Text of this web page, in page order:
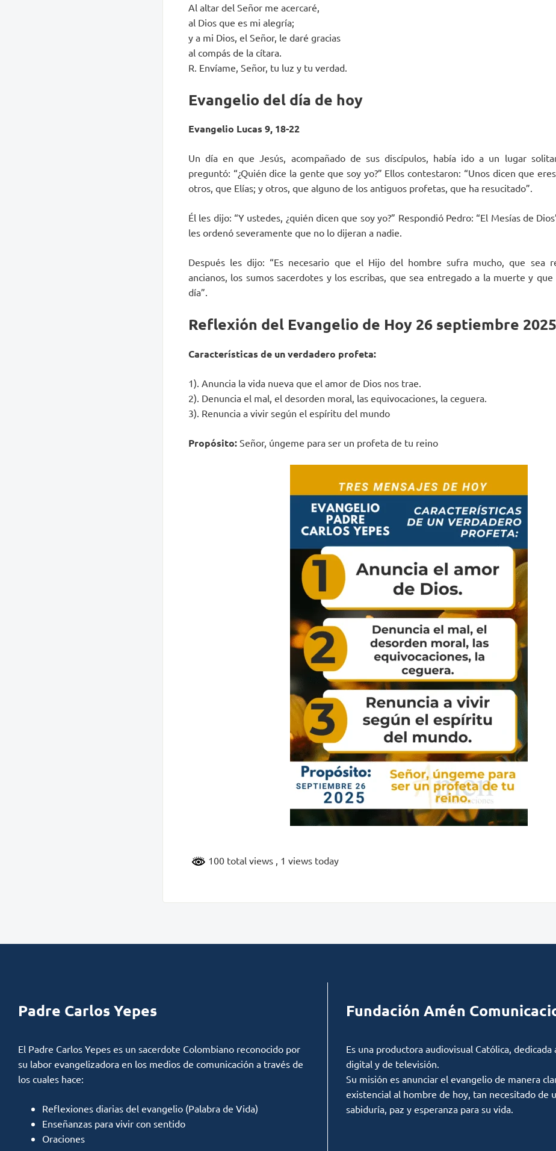
Al altar del Señor me acercaré,
al Dios que es mi alegría;
y a mi Dios, el Señor, le daré gracias
al compás de la cítara.
R. Envíame, Señor, tu luz y tu verdad.
Evangelio del día de hoy
Evangelio Lucas 9, 18-22
Un día en que Jesús, acompañado de sus discípulos, había ido a un lugar
preguntó: “¿Quién dice la gente que soy yo?” Ellos contestaron: “Unos dicen que
otros, que Elías; y otros, que alguno de los antiguos profetas, que ha resucitado”.
Él les dijo: “Y ustedes, ¿quién dicen que soy yo?” Respondió Pedro: “El Mesías de
les ordenó severamente que no lo dijeran a nadie.
Después les dijo: “Es necesario que el Hijo del hombre sufra mucho, que sea
ancianos, los sumos sacerdotes y los escribas, que sea entregado a la muerte y
día”.
Reflexión del Evangelio de Hoy 26 septiembre 2025
Características de un verdadero profeta:
1). Anuncia la vida nueva que el amor de Dios nos trae.
2). Denuncia el mal, el desorden moral, las equivocaciones, la ceguera.
3). Renuncia a vivir según el espíritu del mundo
Propósito: Señor, úngeme para ser un profeta de tu reino
100 total views , 1 views today
Padre Carlos Yepes
El Padre Carlos Yepes es un sacerdote Colombiano reconocido por
su labor evangelizadora en los medios de comunicación a través de
los cuales hace:
Reflexiones diarias del evangelio (Palabra de Vida)
Enseñanzas para vivir con sentido
Oraciones
Fundación Amén
Es una productora audiovisual Católica, dedicada
digital y de televisión.
Su misión es anunciar el evangelio de manera
existencial al hombre de hoy, tan necesitado de
sabiduría, paz y esperanza para su vida.